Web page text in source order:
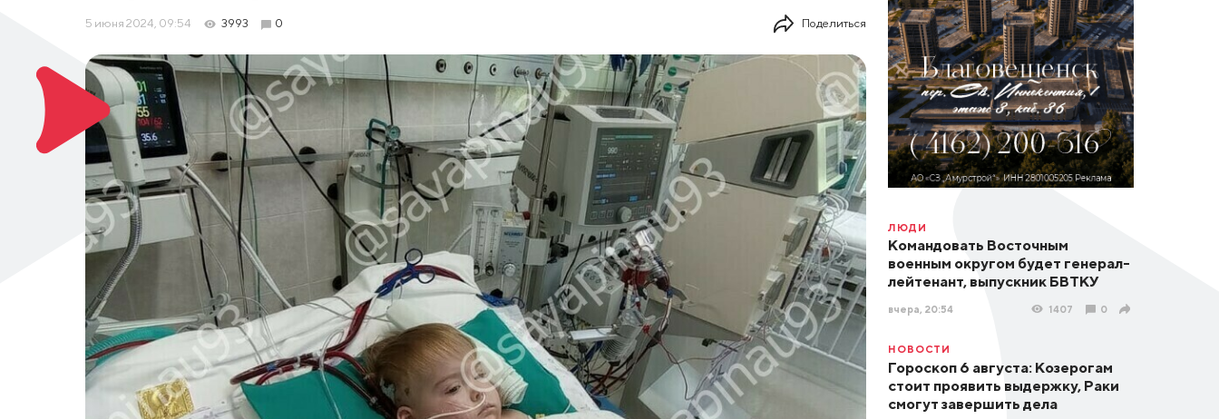
5 июня 2024, 09:54 3993 0 Поделиться
ЛЮДИ
Командовать Восточным
военным округом будет генерал-
лейтенант, выпускник БВТКУ
вчера, 20:54 1407 0
НОВОСТИ
Гороскоп 6 августа: Козерогам
стоит проявить выдержку, Раки
смогут завершить дела